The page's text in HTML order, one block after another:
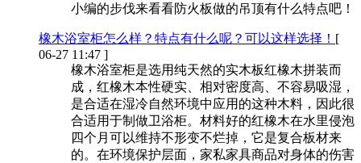
小编的步伐来看看防火板做的吊顶有什么特点吧！
橡木浴室柜怎么样？特点有什么呢？可以这样选择！ [
06-27 11:47 ]
橡木浴室柜是选用纯天然的实木板红橡木拼装而
成，红橡木本性硬实、相对密度高、不容易吸湿，
是合适在湿冷自然环境中应用的这种木料，因此很
合适用于制做卫浴柜。材料好的红橡木在水里侵泡
四个月可以维持不形变不烂掉，它是复合板材来
的。在环境保护层面，家私家具商品对身体的伤害